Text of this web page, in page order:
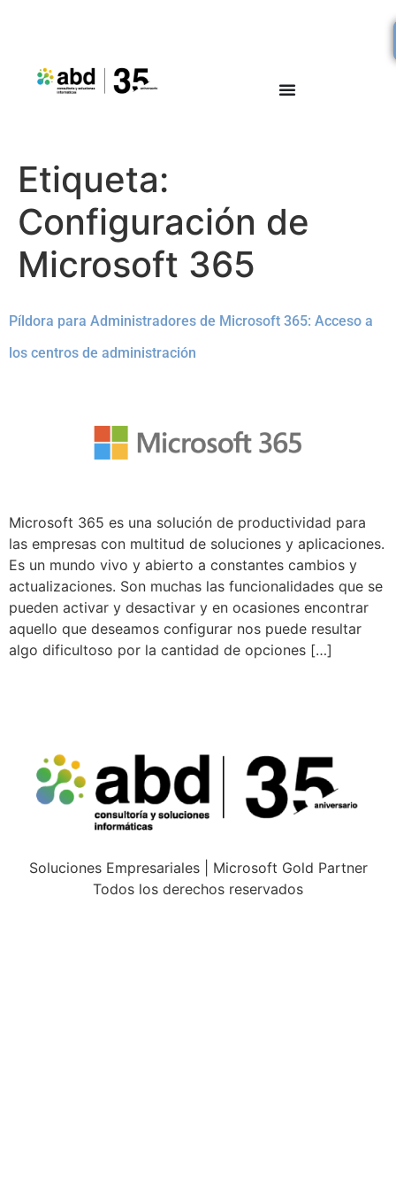
Etiqueta:
Configuración de
Microsoft 365
Píldora para Administradores de Microsoft 365: Acceso a
los centros de administración
Microsoft 365 es una solución de productividad para
las empresas con multitud de soluciones y aplicaciones.
Es un mundo vivo y abierto a constantes cambios y
actualizaciones. Son muchas las funcionalidades que se
pueden activar y desactivar y en ocasiones encontrar
aquello que deseamos configurar nos puede resultar
algo dificultoso por la cantidad de opciones […]
Soluciones Empresariales | Microsoft Gold Partner
Todos los derechos reservados